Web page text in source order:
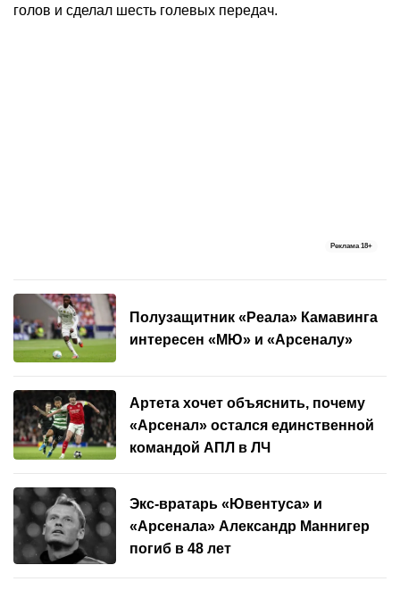
голов и сделал шесть голевых передач.
Реклама 18+
Полузащитник «Реала» Камавинга
интересен «МЮ» и «Арсеналу»
Артета хочет объяснить, почему
«Арсенал» остался единственной
командой АПЛ в ЛЧ
Экс-вратарь «Ювентуса» и
«Арсенала» Александр Маннигер
погиб в 48 лет